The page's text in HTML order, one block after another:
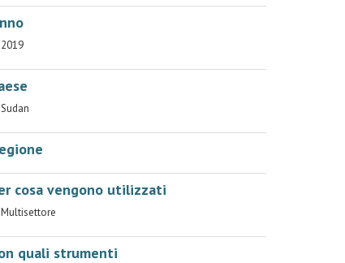
2019
Sudan
cosa vengono utilizzati
Multisettore
quali strumenti